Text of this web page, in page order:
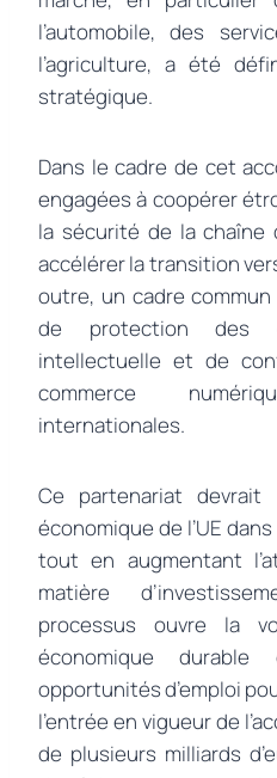
l’automobile, des
l’agriculture, a été
stratégique.
Dans le cadre de cet
engagées à coopérer
la sécurité de la chaîne
accélérer la transition
outre, un cadre
de protection des
intellectuelle et de
commerce
internationales.
Ce partenariat devrait
économique de l’UE
tout en augmentant
matière
processus ouvre la
économique
opportunités d’emploi
l’entrée en vigueur de
de plusieurs milliards